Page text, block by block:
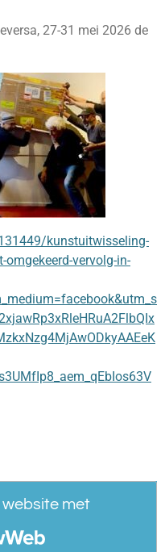
27-31 mei 2026 de
kunstuitwisseling-
vervolg-in-
website met